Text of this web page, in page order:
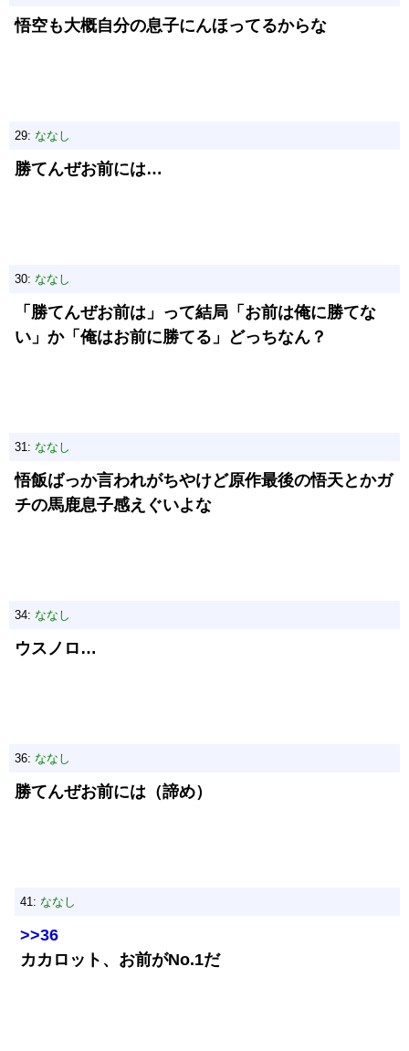
悟空も大概自分の息子にんほってるからな
29: ななし
勝てんぜお前には…
30: ななし
「勝てんぜお前は」って結局「お前は俺に勝てな
い」か「俺はお前に勝てる」どっちなん？
31: ななし
悟飯ばっか言われがちやけど原作最後の悟天とかガ
チの馬鹿息子感えぐいよな
34: ななし
ウスノロ…
36: ななし
勝てんぜお前には（諦め）
41: ななし
>>36
カカロット、お前がNo.1だ